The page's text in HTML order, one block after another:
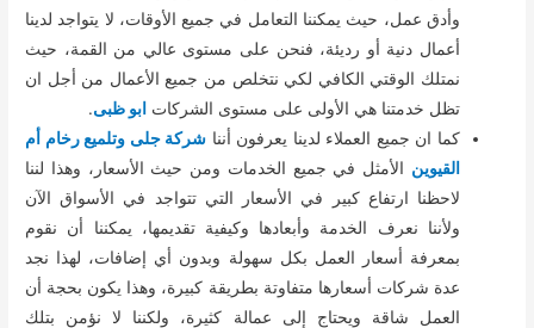
وأدق عمل، حيث يمكننا التعامل في جميع الأوقات، لا يتواجد لدينا
أعمال دنية أو رديئة، فنحن على مستوى عالي من القمة، حيث
نمتلك الوقتي الكافي لكي نتخلص من جميع الأعمال من أجل ان
تظل خدمتنا هي الأولى على مستوى الشركاتابو ظبى.
كما ان جميع العملاء لدينا يعرفون أننا شركة جلى وتلميع رخام أم
القيوين الأمثل في جميع الخدمات ومن حيث الأسعار، وهذا لننا
لاحظنا ارتفاع كبير في الأسعار التي تتواجد في الأسواق الآن
ولأننا نعرف الخدمة وأبعادها وكيفية تقديمها، يمكننا أن نقوم
بمعرفة أسعار العمل بكل سهولة وبدون أي إضافات، لهذا نجد
عدة شركات أسعارها متفاوتة بطريقة كبيرة، وهذا يكون بحجة أن
العمل شاقة ويحتاج إلى عمالة كثيرة، ولكننا لا نؤمن بتلك